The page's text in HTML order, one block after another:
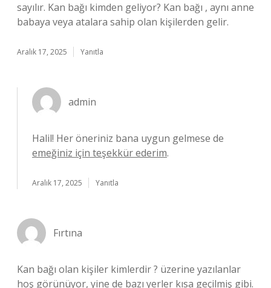
sayılır. Kan bağı kimden geliyor? Kan bağı , aynı anne
babaya veya atalara sahip olan kişilerden gelir.
Aralık 17, 2025 Yanıtla
admin
Halil! Her öneriniz bana uygun gelmese de
emeğiniz için teşekkür ederim.
Aralık 17, 2025 Yanıtla
Fırtına
Kan bağı olan kişiler kimlerdir ? üzerine yazılanlar
hoş görünüyor, yine de bazı yerler kısa geçilmiş gibi.